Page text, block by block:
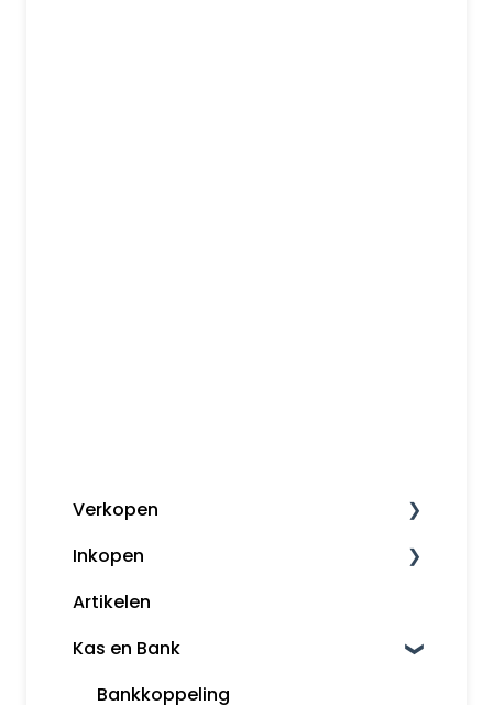
Verkopen
Factureren
Herinneringen en aanmaningen
Klanten
Kassa
Inkopen
Leveranciers
Artikelen
Kas en Bank
Bankkoppeling